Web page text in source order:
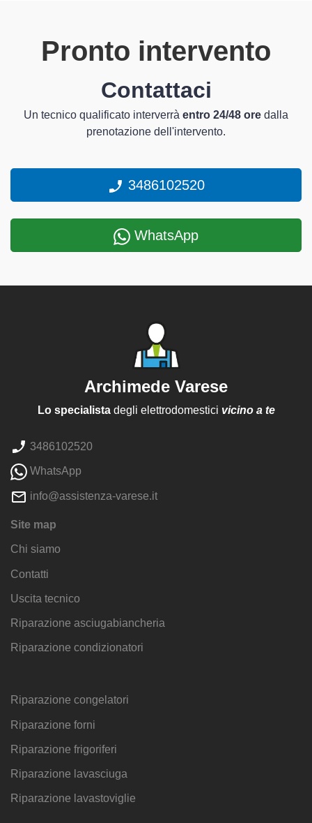
Pronto intervento
Contattaci
Un tecnico qualificato interverrà entro 24/48 ore dalla
prenotazione dell'intervento.
3486102520
WhatsApp
Archimede Varese
Lo specialistadegli elettrodomestici vicino a te
3486102520
WhatsApp
info@assistenza-varese.it
Site map
Chi siamo
Contatti
Uscita tecnico
Riparazione asciugabiancheria
Riparazione condizionatori
Riparazione congelatori
Riparazione forni
Riparazione frigoriferi
Riparazione lavasciuga
Riparazione lavastoviglie